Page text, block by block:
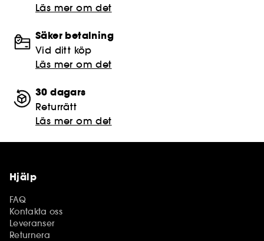
Läs mer om det
Säker betalning
Vid ditt köp
Läs mer om det
30 dagars
Returrätt
Läs mer om det
Hjälp
FAQ
Kontakta oss
Leveranser
Returnera